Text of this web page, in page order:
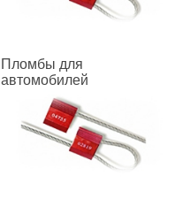
Пломбы для
автомобилей